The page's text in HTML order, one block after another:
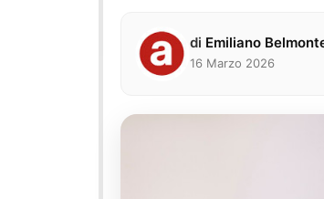
di Emiliano
16 Marzo 2026